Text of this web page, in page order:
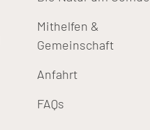
Mithelfen &
Gemeinschaft
Anfahrt
FAQs